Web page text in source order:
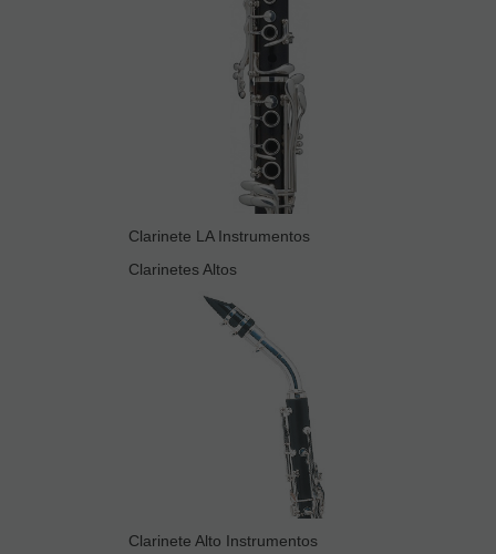
Clarinete LA Instrumentos
Clarinetes Altos
Clarinete Alto Instrumentos